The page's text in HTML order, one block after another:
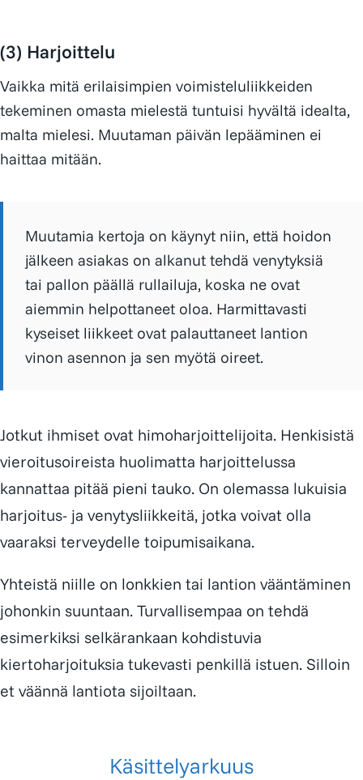
(3) Harjoittelu
Vaikka mitä erilaisimpien voimisteluliikkeiden
tekeminen omasta mielestä tuntuisi hyvältä idealta,
malta mielesi. Muutaman päivän lepääminen ei
haittaa mitään.
Muutamia kertoja on käynyt niin, että hoidon
jälkeen asiakas on alkanut tehdä venytyksiä
tai pallon päällä rullailuja, koska ne ovat
aiemmin helpottaneet oloa. Harmittavasti
kyseiset liikkeet ovat palauttaneet lantion
vinon asennon ja sen myötä oireet.
Jotkut ihmiset ovat himoharjoittelijoita. Henkisistä
vieroitusoireista huolimatta harjoittelussa
kannattaa pitää pieni tauko. On olemassa lukuisia
harjoitus- ja venytysliikkeitä, jotka voivat olla
vaaraksi terveydelle toipumisaikana.
Yhteistä niille on lonkkien tai lantion vääntäminen
johonkin suuntaan. Turvallisempaa on tehdä
esimerkiksi selkärankaan kohdistuvia
kiertoharjoituksia tukevasti penkillä istuen. Silloin
et väännä lantiota sijoiltaan.
Käsittelyarkuus